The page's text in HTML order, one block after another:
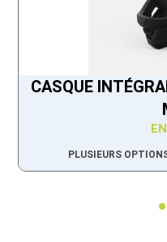
CASQUE
PLUSIEURS